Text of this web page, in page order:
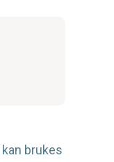
brukes